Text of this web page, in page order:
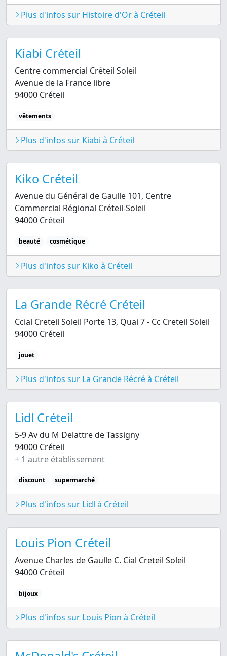
Plus d'infos sur Histoire d'Or à Créteil
Kiabi Créteil
Centre commercial Créteil Soleil
Avenue de la France libre
94000 Créteil
vêtements
Plus d'infos sur Kiabi à Créteil
Kiko Créteil
Avenue du Général de Gaulle 101, Centre
Commercial Régional Créteil-Soleil
94000 Créteil
beauté cosmétique
Plus d'infos sur Kiko à Créteil
La Grande Récré Créteil
Ccial Creteil Soleil Porte 13, Quai 7 - Cc Creteil Soleil
94000 Créteil
jouet
Plus d'infos sur La Grande Récré à Créteil
Lidl Créteil
5-9 Av du M Delattre de Tassigny
94000 Créteil
+ 1 autre établissement
discount supermarché
Plus d'infos sur Lidl à Créteil
Louis Pion Créteil
Avenue Charles de Gaulle C. Cial Creteil Soleil
94000 Créteil
bijoux
Plus d'infos sur Louis Pion à Créteil